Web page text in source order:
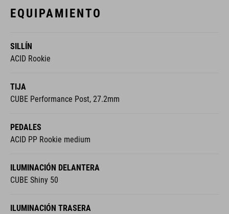
EQUIPAMIENTO
SILLÍN
ACID Rookie
TIJA
CUBE Performance Post, 27.2mm
PEDALES
ACID PP Rookie medium
ILUMINACIÓN DELANTERA
CUBE Shiny 50
ILUMINACIÓN TRASERA